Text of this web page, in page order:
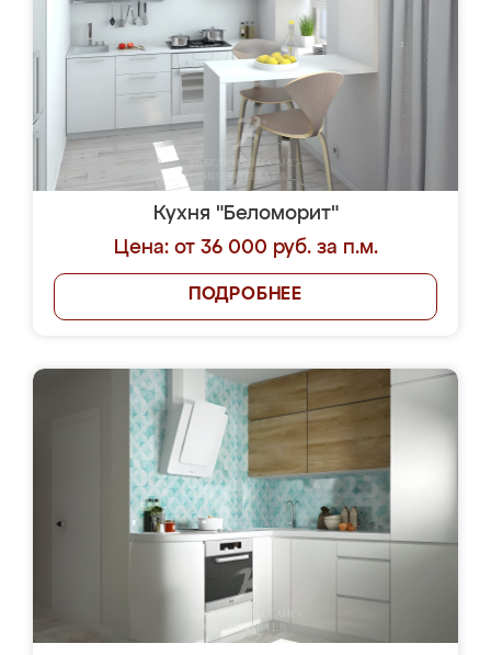
Кухня "Беломорит"
Цена: от 36 000 руб. за п.м.
ПОДРОБНЕЕ